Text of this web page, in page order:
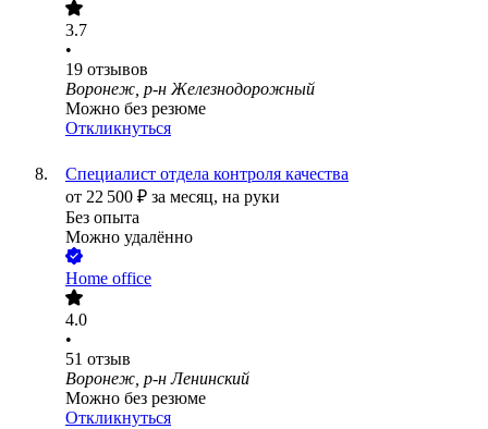
3.7
•
19 отзывов
Воронеж, р-н Железнодорожный
Можно без резюме
Откликнуться
Специалист отдела контроля качества
от 22 500 ₽ за месяц, на руки
Без опыта
Можно удалённо
Home office
4.0
•
51 отзыв
Воронеж, р-н Ленинский
Можно без резюме
Откликнуться